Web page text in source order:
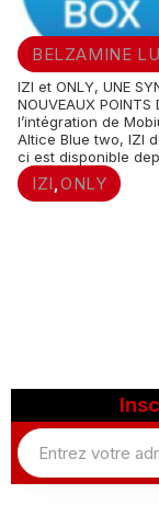
BELZAMINE
IZI et ONLY, UNE
NOUVEAUX
l’intégration de
Altice Blue two, IZI
ci est disponible
IZI ,ONLY